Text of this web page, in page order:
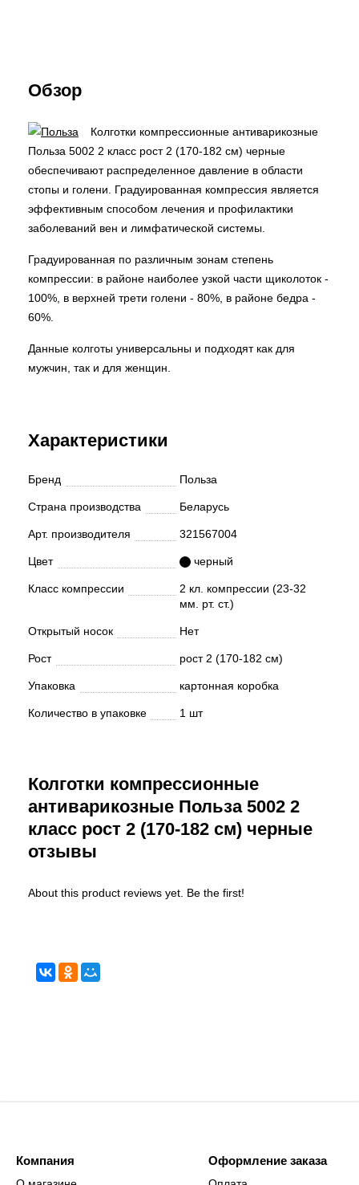
Обзор
Колготки компрессионные антиварикозные
Польза 5002 2 класс рост 2 (170-182 см) черные
обеспечивают распределенное давление в области
стопы и голени. Градуированная компрессия является
эффективным способом лечения и профилактики
заболеваний вен и лимфатической системы.
Градуированная по различным зонам степень
компрессии: в районе наиболее узкой части щиколоток -
100%, в верхней трети голени - 80%, в районе бедра -
60%.
Данные колготы универсальны и подходят как для
мужчин, так и для женщин.
Характеристики
Бренд Польза
Страна производства Беларусь
Арт. производителя 321567004
Цвет черный
Класс компрессии
2 кл. компрессии (23-32
мм. рт. ст.)
Открытый носок Нет
Рост рост 2 (170-182 см)
Упаковка картонная коробка
Количество в упаковке 1 шт
Колготки компрессионные
антиварикозные Польза 5002 2
класс рост 2 (170-182 см) черные
отзывы
About this product reviews yet. Be the first!
Компания Оформление заказа